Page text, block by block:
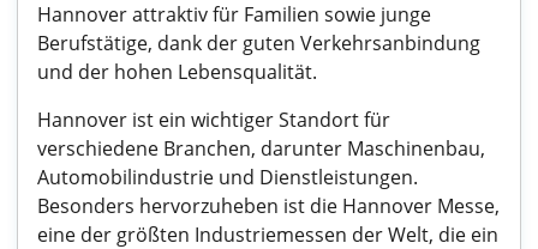
Hannover attraktiv für Familien sowie junge
Berufstätige, dank der guten Verkehrsanbindung
und der hohen Lebensqualität.
Hannover ist ein wichtiger Standort für
verschiedene Branchen, darunter Maschinenbau,
Automobilindustrie und Dienstleistungen.
Besonders hervorzuheben ist die Hannover Messe,
eine der größten Industriemessen der Welt, die ein